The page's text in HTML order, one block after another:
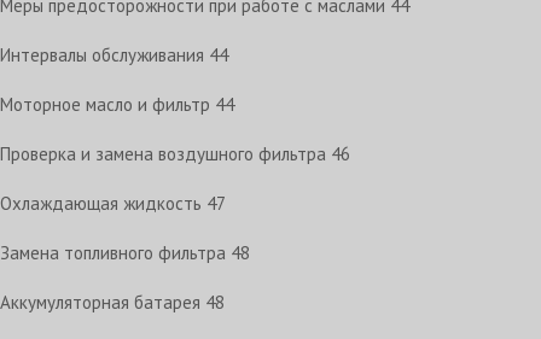
Меры предосторожности при работе с маслами 44
Интервалы обслуживания 44
Моторное масло и фильтр 44
Проверка и замена воздушного фильтра 46
Охлаждающая жидкость 47
Замена топливного фильтра 48
Аккумуляторная батарея 48